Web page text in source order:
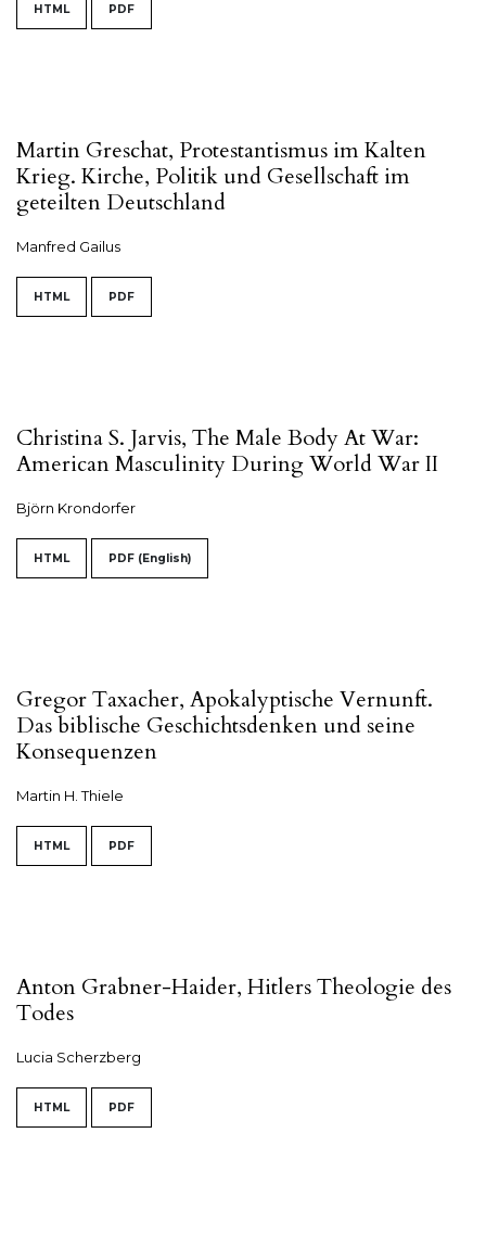
HTML PDF
Martin Greschat, Protestantismus im Kalten
Krieg. Kirche, Politik und Gesellschaft im
geteilten Deutschland
Manfred Gailus
HTML PDF
Christina S. Jarvis, The Male Body At War:
American Masculinity During World War II
Björn Krondorfer
HTML PDF (English)
Gregor Taxacher, Apokalyptische Vernunft.
Das biblische Geschichtsdenken und seine
Konsequenzen
Martin H. Thiele
HTML PDF
Anton Grabner-Haider, Hitlers Theologie des
Todes
Lucia Scherzberg
HTML PDF